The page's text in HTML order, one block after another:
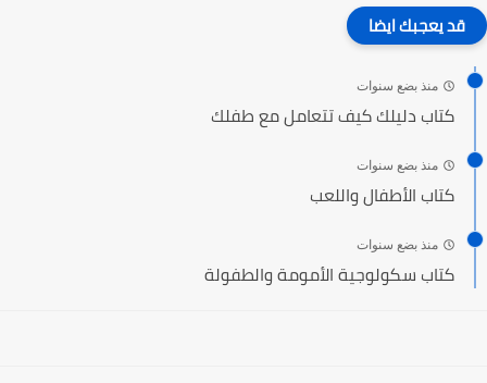
قد يعجبك ايضا
منذ بضع سنوات
كتاب دليلك كيف تتعامل مع طفلك
منذ بضع سنوات
كتاب الأطفال واللعب
منذ بضع سنوات
كتاب سكولوجية الأمومة والطفولة